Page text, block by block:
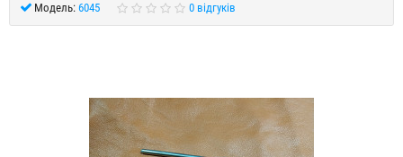
Модель: 6045 0 відгуків